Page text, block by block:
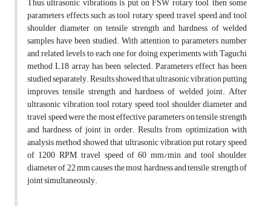
parameters effects such as tool rotary speed, travel speed and tool
shoulder diameter on tensile strength and hardness of welded
samples have been studied. With attention to parameters number
and related levels to each one for doing experiments with Taguchi
method L18 array has been selected. Parameters effect has been
studied separately. Results showed that ultrasonic vibration putting
improves tensile strength and hardness of welded joint. After
ultrasonic vibration, tool rotary speed, tool shoulder diameter and
travel speed were the most effective parameters on tensile strength
and hardness of joint in order. Results from optimization with
analysis method showed that ultrasonic vibration put rotary speed
of 1200 RPM, travel speed of 60 mm/min and tool shoulder
diameter of 22 mm causes the most hardness and tensile strength of
joint simultaneously.